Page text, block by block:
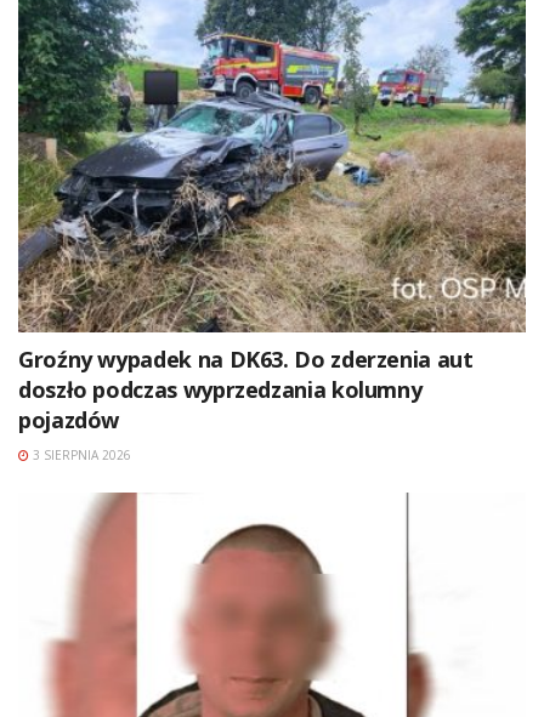
Groźny wypadek na DK63. Do zderzenia aut
doszło podczas wyprzedzania kolumny
pojazdów
3 SIERPNIA 2026